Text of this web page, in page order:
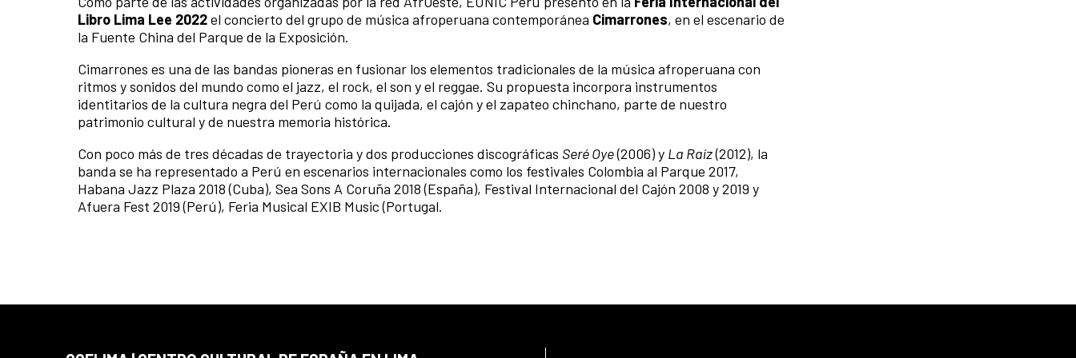
Libro Lima Lee 2022el concierto del grupo de música afroperuana contemporánea Cimarrones, en el escenario de
la Fuente China del Parque de la Exposición.
Cimarrones es una de las bandas pioneras en fusionar los elementos tradicionales de la música afroperuana con
ritmos y sonidos del mundo como el jazz, el rock, el son y el reggae. Su propuesta incorpora instrumentos
identitarios de la cultura negra del Perú como la quijada, el cajón y el zapateo chinchano, parte de nuestro
patrimonio cultural y de nuestra memoria histórica.
Con poco más de tres décadas de trayectoria y dos producciones discográficas Seré Oye(2006) y La Raíz(2012), la
banda se ha representado a Perú en escenarios internacionales como los festivales Colombia al Parque 2017,
Habana Jazz Plaza 2018 (Cuba), Sea Sons A Coruña 2018 (España), Festival Internacional del Cajón 2008 y 2019 y
Afuera Fest 2019 (Perú), Feria Musical EXIB Music (Portugal.